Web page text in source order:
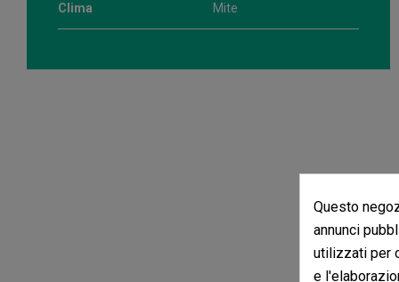
Clima Mite
Questo
annunci
utilizzati per
e